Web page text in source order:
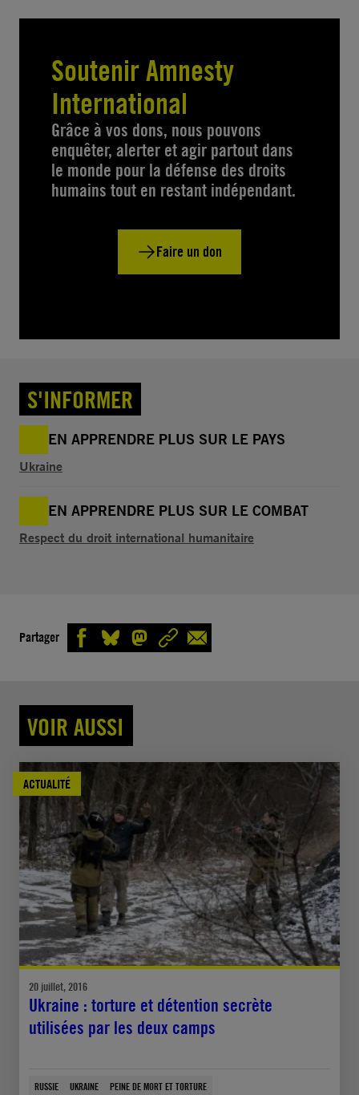
Soutenir Amnesty
International
Grâce à vos dons, nous pouvons
enquêter, alerter et agir partout dans
le monde pour la défense des droits
humains tout en restant indépendant.
Faire un don
S'INFORMER
EN APPRENDRE PLUS SUR LE PAYS
Ukraine
EN APPRENDRE PLUS SUR LE COMBAT
Respect du droit international humanitaire
Partager
VOIR AUSSI
ACTUALITÉ
20 juillet, 2016
Ukraine : torture et détention secrète
utilisées par les deux camps
RUSSIE UKRAINE PEINE DE MORT ET TORTURE